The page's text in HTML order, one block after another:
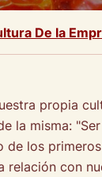
De la
propia
la misma:
de los
relación con